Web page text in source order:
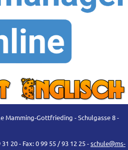
Mamming-Gottfrieding - Schulgasse 8 -
20 - Fax: 0 99 55 / 93 12 25 -schule@ms-